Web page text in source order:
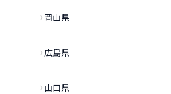
岡山県
広島県
山口県